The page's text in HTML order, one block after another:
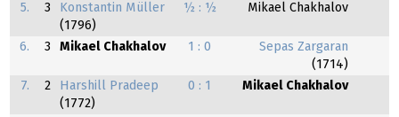
5.
3
Konstantin Müller
(1796)
½ : ½ Mikael Chakhalov
6. 3 Mikael Chakhalov 1 : 0
Sepas Zargaran
(1714)
7.
2
Harshill Pradeep
(1772)
0 : 1 Mikael Chakhalov